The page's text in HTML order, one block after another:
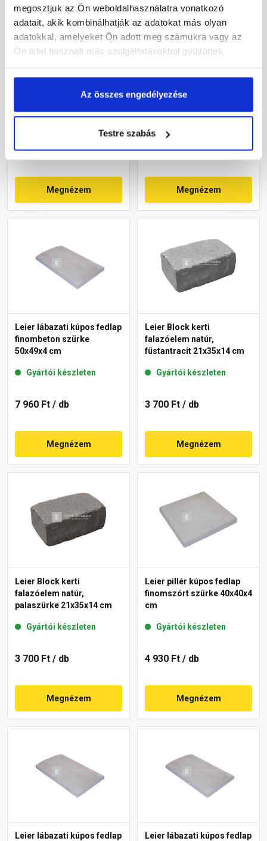
megosztjuk az Ön weboldalhasználatra vonatkozó
adatait, akik kombinálhatják az adatokat más olyan
adatokkal, amelyeket Ön adott meg számukra vagy az
Ön által használt más szolgáltatásokból gyűjtöttek.
Az összes engedélyezése
Testre szabás
törtfehér 20x40x20 cm
Gyártói készleten
16 100 Ft/ db
Megnézem
hasított, füstantracit 24 cm
Gyártói készleten
18 670 Ft/ db
Megnézem
Leier lábazati kúpos fedlap
finombeton szürke
50x49x4 cm
Gyártói készleten
7 960 Ft / db
Megnézem
Leier Block kerti
falazóelem natúr,
füstantracit 21x35x14 cm
Gyártói készleten
3 700 Ft / db
Megnézem
Leier Block kerti
falazóelem natúr,
palaszürke 21x35x14 cm
Gyártói készleten
3 700 Ft / db
Megnézem
Leier pillér kúpos fedlap
finomszórt szürke 40x40x4
cm
Gyártói készleten
4 930 Ft / db
Megnézem
Leier lábazati kúpos fedlap
Leier lábazati kúpos fedlap